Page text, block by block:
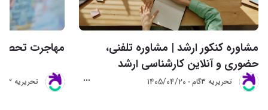
مشاوره کنکور ارشد | مشاوره تلفنی،
حضوری و آنلاین کارشناسی ارشد
تحريريه 3گام 1405/04/20
مهاجرت
تحريريه 3گام